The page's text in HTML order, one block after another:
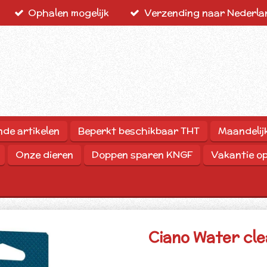
Ophalen mogelijk Verzending naar
artikelen Beperkt beschikbaar THT
Onze dieren Doppen sparen KNGF Vakantie
Ciano Water